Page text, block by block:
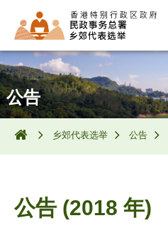
公告
乡郊代表选举 公告
公告 (2018 年)